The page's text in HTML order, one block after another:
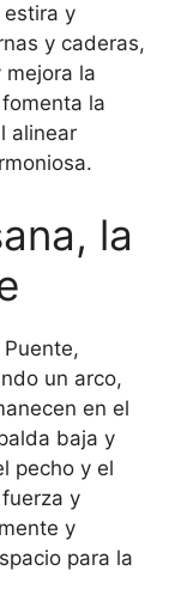
estira y
y caderas,
la
la
alinear
la
un arco,
en el
baja y
pecho y el
y
y
para la